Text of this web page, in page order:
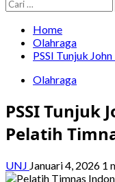
untuk:
Home
Olahraga
PSSI Tunjuk
Olahraga
PSSI Tunjuk
Pelatih
UNJ Januari 4, 2026 1